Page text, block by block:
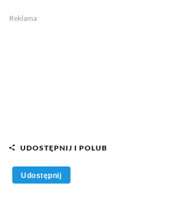
Reklama
UDOSTĘPNIJ I POLUB
Udostępnij